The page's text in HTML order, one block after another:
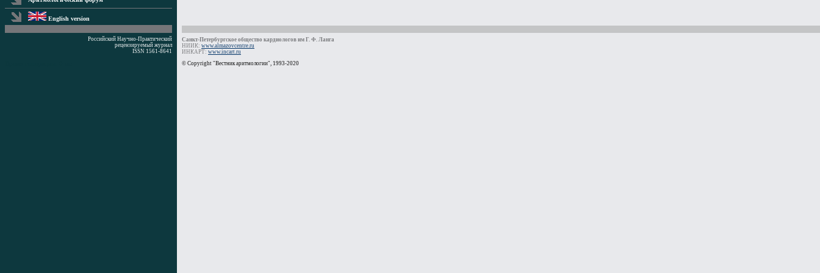
English version
Российский Научно-Практический
рецензируемый журнал
ISSN 1561-8641
Санкт-Петербургское общество кардиологов им Г. Ф. Ланга
НИИК: www.almazovcentre.ru
ИНКАРТ: www.incart.ru
© Copyright "Вестник аритмологии", 1993-2020